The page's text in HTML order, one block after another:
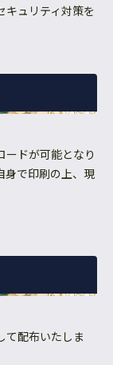
キュリティ対策を
ードが可能となり
身で印刷の上、現
て配布いたしま